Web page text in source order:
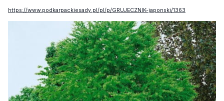
https://www.podkarpackiesady.pl/pl/p/GRUJECZNIK-japonski/1363